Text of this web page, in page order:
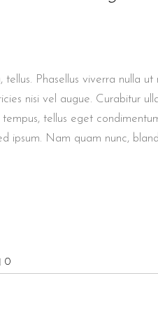
Phasellus viverra nulla ut
nisi vel augue. Curabitur
tellus eget
ipsum. Nam quam nunc,
0